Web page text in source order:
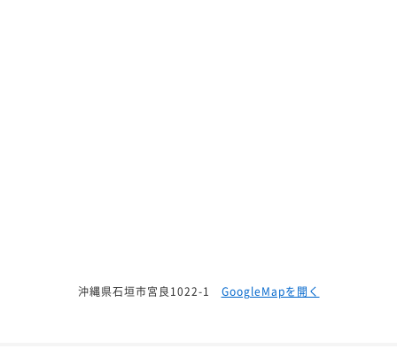
沖縄県石垣市宮良1022-1 GoogleMapを開く